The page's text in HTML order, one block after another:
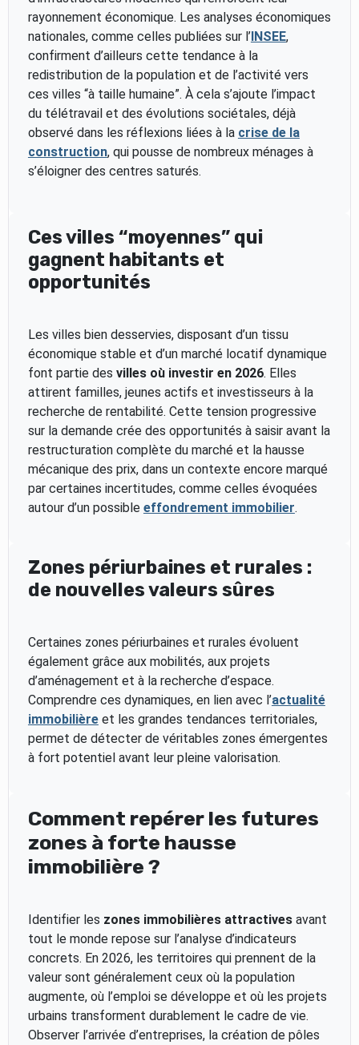
rayonnement économique. Les analyses économiques
nationales, comme celles publiées sur l’INSEE,
confirment d’ailleurs cette tendance à la
redistribution de la population et de l’activité vers
ces villes “à taille humaine”. À cela s’ajoute l’impact
du télétravail et des évolutions sociétales, déjà
observé dans les réflexions liées à la crise de la
construction, qui pousse de nombreux ménages à
s’éloigner des centres saturés.
Ces villes “moyennes” qui
gagnent habitants et
opportunités
Les villes bien desservies, disposant d’un tissu
économique stable et d’un marché locatif dynamique
font partie des villes où investir en 2026. Elles
attirent familles, jeunes actifs et investisseurs à la
recherche de rentabilité. Cette tension progressive
sur la demande crée des opportunités à saisir avant la
restructuration complète du marché et la hausse
mécanique des prix, dans un contexte encore marqué
par certaines incertitudes, comme celles évoquées
autour d’un possible effondrement immobilier.
Zones périurbaines et rurales :
de nouvelles valeurs sûres
Certaines zones périurbaines et rurales évoluent
également grâce aux mobilités, aux projets
d’aménagement et à la recherche d’espace.
Comprendre ces dynamiques, en lien avec l’actualité
immobilièreet les grandes tendances territoriales,
permet de détecter de véritables zones émergentes
à fort potentiel avant leur pleine valorisation.
Comment repérer les futures
zones à forte hausse
immobilière ?
Identifier les zones immobilières attractivesavant
tout le monde repose sur l’analyse d’indicateurs
concrets. En 2026, les territoires qui prennent de la
valeur sont généralement ceux où la population
augmente, où l’emploi se développe et où les projets
urbains transforment durablement le cadre de vie.
Observer l’arrivée d’entreprises, la création de pôles